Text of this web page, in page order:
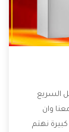
السريع
وان
نهتم